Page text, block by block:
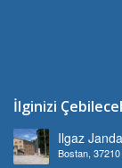
İlginizi
Ilgaz
Bostan,